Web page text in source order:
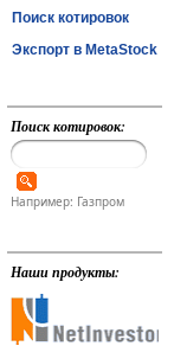
Поиск котировок
Экспорт в MetaStock
Поиск котировок:
Например: Газпром
Наши продукты: